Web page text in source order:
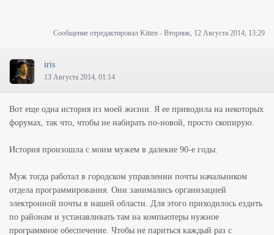
Сообщение отредактировал Kitten - Вторник, 12 Августа 2014, 13:29
iris
13 Августа 2014, 01:14
Вот еще одна история из моей жизни. Я ее приводила на некоторых
форумах, так что, чтобы не набирать по-новой, просто скопирую.
История произошла с моим мужем в далекие 90-е годы.
Муж тогда работал в городском управлении почты начальником
отдела программирования. Они занимались организацией
электронной почты в нашей области. Для этого приходилось ездить
по районам и устанавливать там на компьютеры нужное
программное обеспечение. Чтобы не париться каждый раз с